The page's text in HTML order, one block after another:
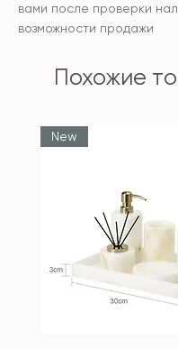
вами после проверки
возможности продажи
Похожие
New